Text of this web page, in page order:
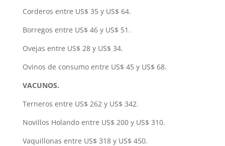
Corderos entre US$ 35 y US$ 64.
Borregos entre US$ 46 y US$ 51.
Ovejas entre US$ 28 y US$ 34.
Ovinos de consumo entre US$ 45 y US$ 68.
VACUNOS.
Terneros entre US$ 262 y US$ 342.
Novillos Holando entre US$ 200 y US$ 310.
Vaquillonas entre US$ 318 y US$ 450.